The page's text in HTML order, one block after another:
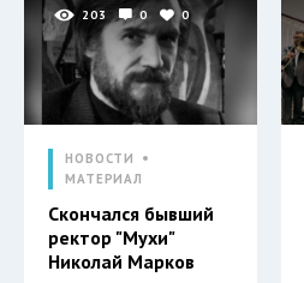
203 0 0
НОВОСТИ
МАТЕРИАЛ
Скончался бывший
ректор "Мухи"
Николай Марков